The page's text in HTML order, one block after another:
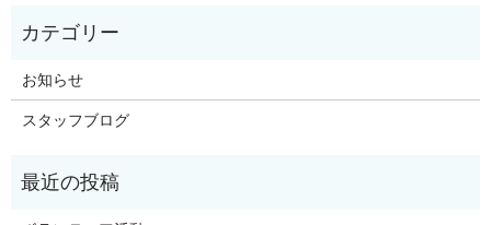
お知らせ
スタッフブログ